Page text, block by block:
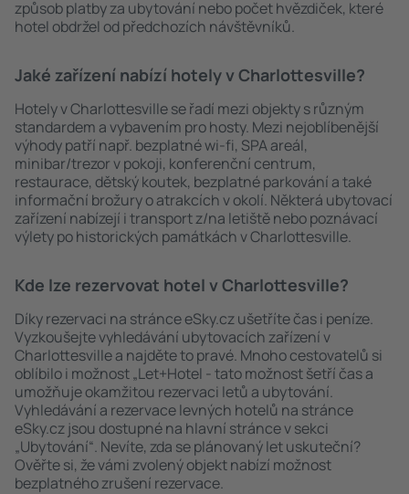
způsob platby za ubytování nebo počet hvězdiček, které
hotel obdržel od předchozích návštěvníků.
Jaké zařízení nabízí hotely v Charlottesville?
Hotely v Charlottesville se řadí mezi objekty s různým
standardem a vybavením pro hosty. Mezi nejoblíbenější
výhody patří např. bezplatné wi-fi, SPA areál,
minibar/trezor v pokoji, konferenční centrum,
restaurace, dětský koutek, bezplatné parkování a také
informační brožury o atrakcích v okolí. Některá ubytovací
zařízení nabízejí i transport z/na letiště nebo poznávací
výlety po historických památkách v Charlottesville.
Kde lze rezervovat hotel v Charlottesville?
Díky rezervaci na stránce eSky.cz ušetříte čas i peníze.
Vyzkoušejte vyhledávání ubytovacích zařízení v
Charlottesville a najděte to pravé. Mnoho cestovatelů si
oblíbilo i možnost „Let+Hotel - tato možnost šetří čas a
umožňuje okamžitou rezervaci letů a ubytování.
Vyhledávání a rezervace levných hotelů na stránce
eSky.cz jsou dostupné na hlavní stránce v sekci
„Ubytování“. Nevíte, zda se plánovaný let uskuteční?
Ověřte si, že vámi zvolený objekt nabízí možnost
bezplatného zrušení rezervace.